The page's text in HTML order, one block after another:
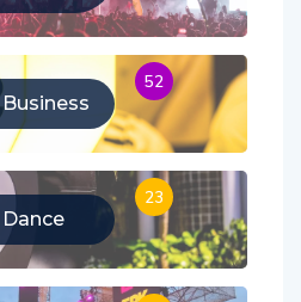
Business
52
Dance
23